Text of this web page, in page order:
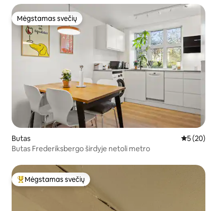
Mėgstamas svečių
Mėgstamas svečių
Butas Vidutinis
5 (20)
Butas Frederiksbergo širdyje netoli metro
Svečių mėgstamiausias
Mėgstamas svečių